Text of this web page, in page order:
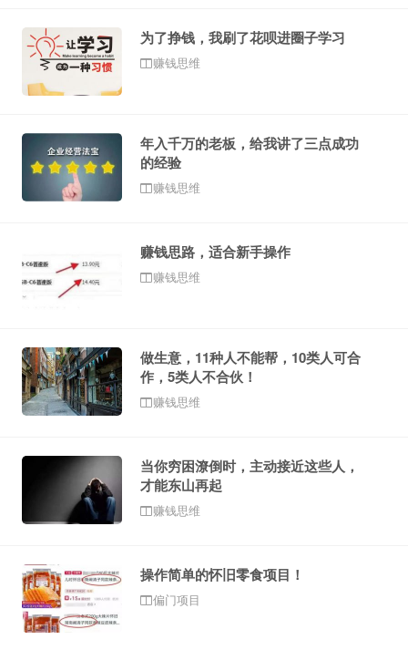
为了挣钱，我刷了花呗进圈子学习
赚钱思维
年入千万的老板，给我讲了三点成功
的经验
赚钱思维
赚钱思路，适合新手操作
赚钱思维
做生意，11种人不能帮，10类人可合
作，5类人不合伙！
赚钱思维
当你穷困潦倒时，主动接近这些人，
才能东山再起
赚钱思维
操作简单的怀旧零食项目！
偏门项目